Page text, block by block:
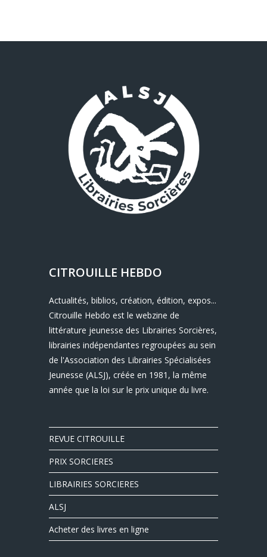
CITROUILLE HEBDO
Actualités, biblios, création, édition, expos...
Citrouille Hebdo est le webzine de
littérature jeunesse des Librairies Sorcières,
librairies indépendantes regroupées au sein
de l'Association des Librairies Spécialisées
Jeunesse (ALSJ), créée en 1981, la même
année que la loi sur le prix unique du livre.
REVUE CITROUILLE
PRIX SORCIERES
LIBRAIRIES SORCIERES
ALSJ
Acheter des livres en ligne